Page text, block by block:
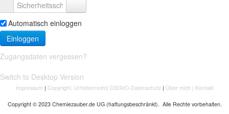
Automatisch einloggen
Einloggen
Zugangsdaten vergessen?
Switch to Desktop Version
Impressum | Copyright, Urheberrecht| DSGVO-Datenschutz| Über mich | Kontakt
Copyright © 2023 Chemiezauber.de UG (haftungsbeschränkt). Alle Rechte vorbehalten.